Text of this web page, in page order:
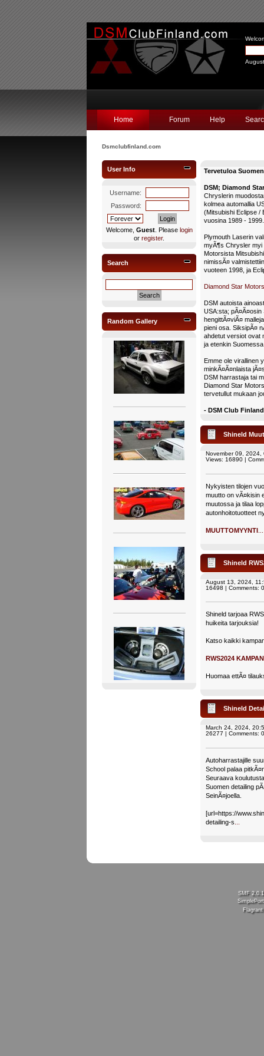
Home Forum Help
Dsmclubfinland.com
User Info
Username:
Password:
Welcome, Guest. Please login
or register.
Search
Random Gallery
Tervetuloa
DSM; Diamond
Chryslerin
kolmea automallia
(Mitsubishi Eclipse /
vuosina 1989 - 1999.
Plymouth Laserin
myÃ¶s Chrysler myi
Motorsista
nimissÃ¤
vuoteen 1998, ja
Diamond Star
DSM autoista
USA:sta;
hengittÃ¤viÃ¤
pieni osa. SiksipÃ¤
ahdetut versiot ovat
ja etenkin
Emme ole virallinen
minkÃ¤Ã¤nlaista
DSM harrastaja tai
Diamond Star
tervetullut mukaan
- DSM Club
Shineld
November 09,
Views: 16890 |
Nykyisten tilojen
muutto on vÃ¤kisin
muutossa ja tilaa
autonhoitotuotteet
MUUTTOMYYNTI...
Shineld
August 13, 2024,
16498 | Comments: 0
Shineld tarjoaa
huikeita tarjouksia!
Katso kaikki
RWS2024
Huomaa ettÃ¤
Shineld
March 24, 2024,
26277 | Comments: 0
Autoharrastajille
School palaa
Seuraava
Suomen detailing
SeinÃ¤joella.
[url=https://
detailing-s
SMF